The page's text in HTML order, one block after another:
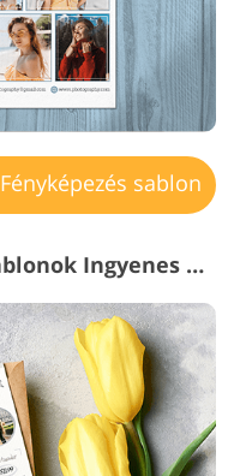
Fényképezés sablon
Photography Marketing Sablonok Ingyenes #27 "Senior Photography"